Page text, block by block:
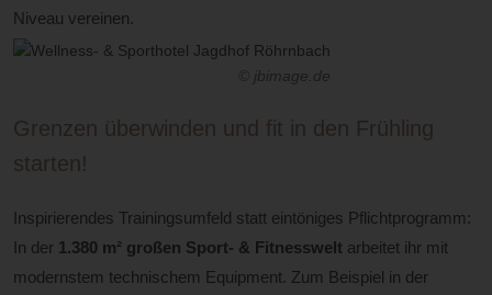
Niveau vereinen.
© jbimage.de
Grenzen überwinden und fit in den Frühling
starten!
Inspirierendes Trainingsumfeld statt eintöniges Pflichtprogramm:
In der 1.380 m² großen Sport- & Fitnesswelt arbeitet ihr mit
modernstem technischem Equipment. Zum Beispiel in der